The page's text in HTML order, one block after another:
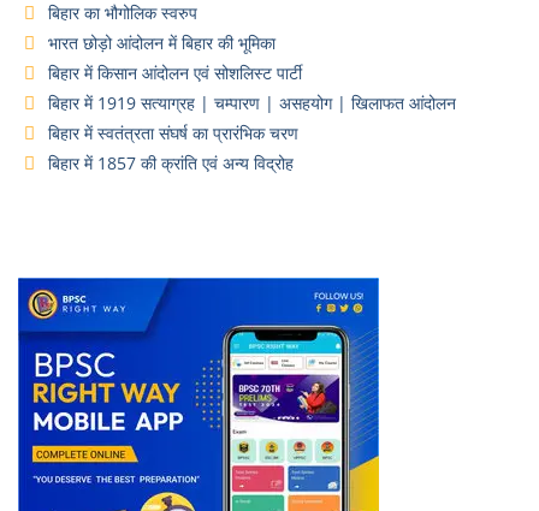
बिहार का भौगोलिक स्वरुप
भारत छोड़ो आंदोलन में बिहार की भूमिका
बिहार में किसान आंदोलन एवं सोशलिस्ट पार्टी
बिहार में 1919 सत्याग्रह | चम्पारण | असहयोग | खिलाफत आंदोलन
बिहार में स्वतंत्रता संघर्ष का प्रारंभिक चरण
बिहार में 1857 की क्रांति एवं अन्य विद्रोह